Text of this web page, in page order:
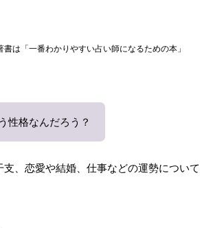
は「一番わかりやすい占い師になるための本」
性格なんだろう？
、恋愛や結婚、仕事などの運勢について